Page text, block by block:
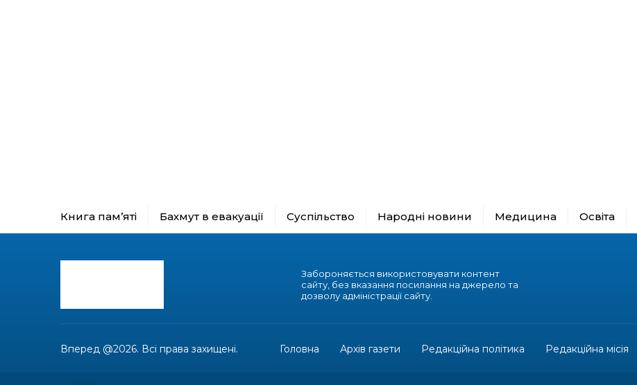
Книга пам’яті Бахмут в евакуації Суспільство Народні новини Медицина Освіта
Забороняється використовувати контент
сайту, без вказання посилання на джерело та
дозволу адміністрації сайту.
Вперед @2026. Всі права захищені. Головна Архів газети Редакційна політика Редакційна місія